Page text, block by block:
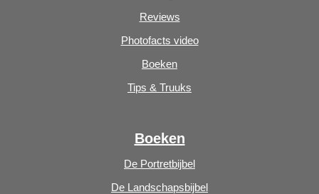
Reviews
Photofacts video
Boeken
Tips & Truuks
Boeken
De Portretbijbel
De Landschapsbijbel